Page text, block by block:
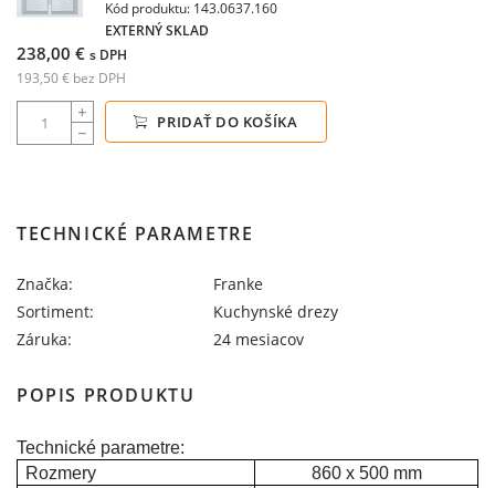
Kód produktu: 143.0637.160
EXTERNÝ SKLAD
238,00 € s DPH
193,50 € bez DPH
PRIDAŤ DO KOŠÍKA
TECHNICKÉ PARAMETRE
Značka:
Franke
Sortiment:
Kuchynské drezy
Záruka:
24 mesiacov
POPIS PRODUKTU
Technické parametre:
Rozmery
860 x 500 mm